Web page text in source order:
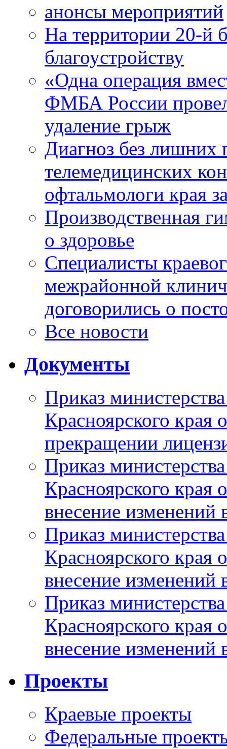
анонсы мероприятий
На территории 20-й
благоустройству
«Одна операция
ФМБА России
удаление грыж
Диагноз без лишних
телемедицинских
офтальмологи края
Производственная
о здоровье
Специалисты
межрайонной
договорились о
Все новости
Документы
Приказ
Красноярского
прекращении
Приказ
Красноярского
внесение изменений
Приказ
Красноярского
внесение изменений
Приказ
Красноярского
внесение изменений
Проекты
Краевые проекты
Федеральные